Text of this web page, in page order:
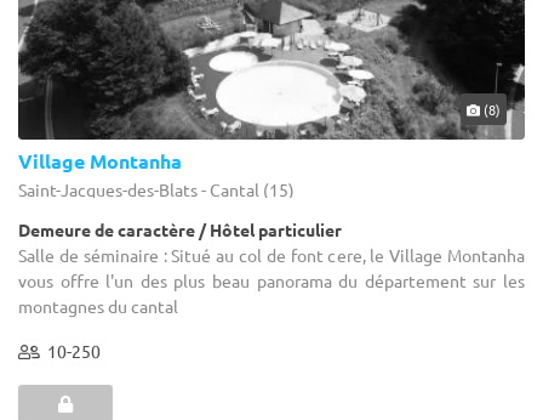
(8)
Village Montanha
Saint-Jacques-des-Blats - Cantal (15)
Demeure de caractère / Hôtel particulier
Salle de séminaire : Situé au col de font cere, le Village Montanha
vous offre l'un des plus beau panorama du département sur les
montagnes du cantal
10-250